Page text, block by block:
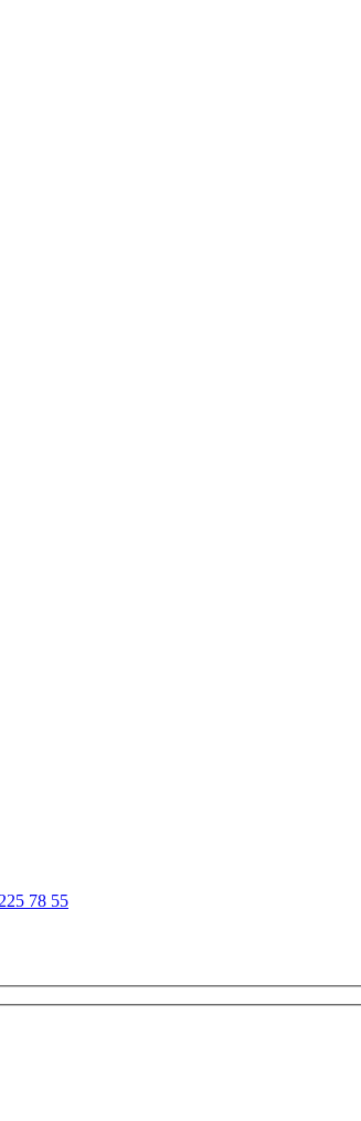
78 55